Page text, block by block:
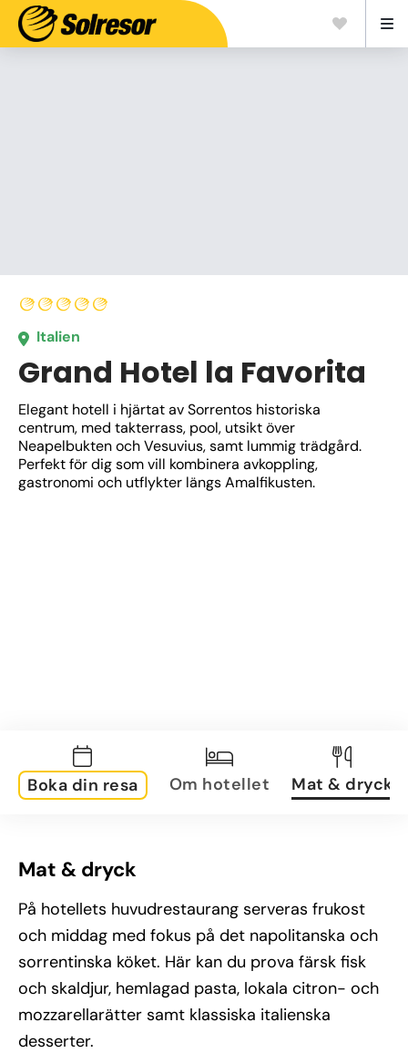
Italien
Grand Hotel la Favorita
Elegant hotell i hjärtat av Sorrentos historiska
centrum, med takterrass, pool, utsikt över
Neapelbukten och Vesuvius, samt lummig trädgård.
Perfekt för dig som vill kombinera avkoppling,
gastronomi och utflykter längs Amalfikusten.
Boka din resa Om hotellet Mat & dryck
Mat & dryck
På hotellets huvudrestaurang serveras frukost
och middag med fokus på det napolitanska och
sorrentinska köket. Här kan du prova färsk fisk
och skaldjur, hemlagad pasta, lokala citron- och
mozzarellarätter samt klassiska italienska
desserter.